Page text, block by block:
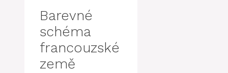
Barevné
schéma
francouzské
země